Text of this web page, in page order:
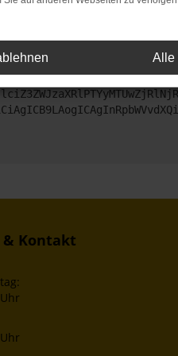
das Problem zu beheben. Du
Kontakt
Alle